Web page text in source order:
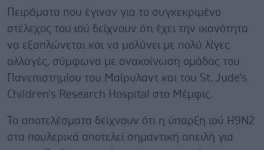
Πειράματα που έγιναν για το συγκεκριμένο
στέλεχος του ιού δείχνουν ότι έχει την ικανότητα
να εξαπλώνεται και να μολύνει με πολύ λίγες
αλλαγές, σύμφωνα με ανακοίνωση ομάδας του
Πανεπιστημίου του Μαίρυλαντ και του St. Jude's
Children's Research Hospital στο Μέμφις.
Τα αποτελέσματα δείχνουν ότι η ύπαρξη ιού H9N2
στα πουλερικά αποτελεί σημαντική απειλή για